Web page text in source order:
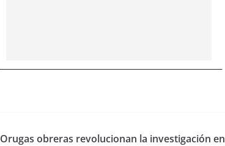
Orugas obreras revolucionan la investigación en